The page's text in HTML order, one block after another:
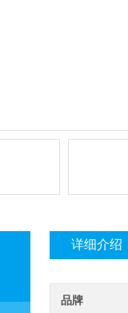
详细介绍
品牌